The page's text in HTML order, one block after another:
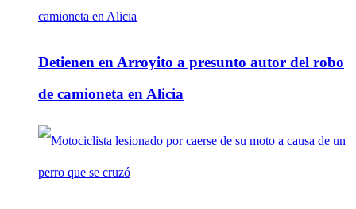
Detienen en Arroyito a presunto autor del robo
de camioneta en Alicia